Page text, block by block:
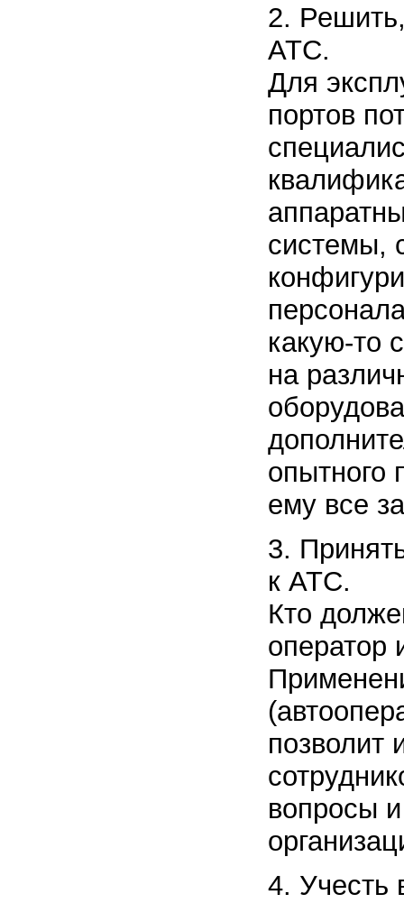
2.
АТС.
Для
портов
системы,
какую-то
на
опытного
ему все
3.
к АТС.
Кто
оператор
позволит
вопросы
4. Учесть